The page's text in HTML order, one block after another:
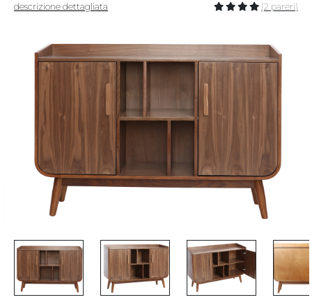
descrizione dettagliata (2 pareri)